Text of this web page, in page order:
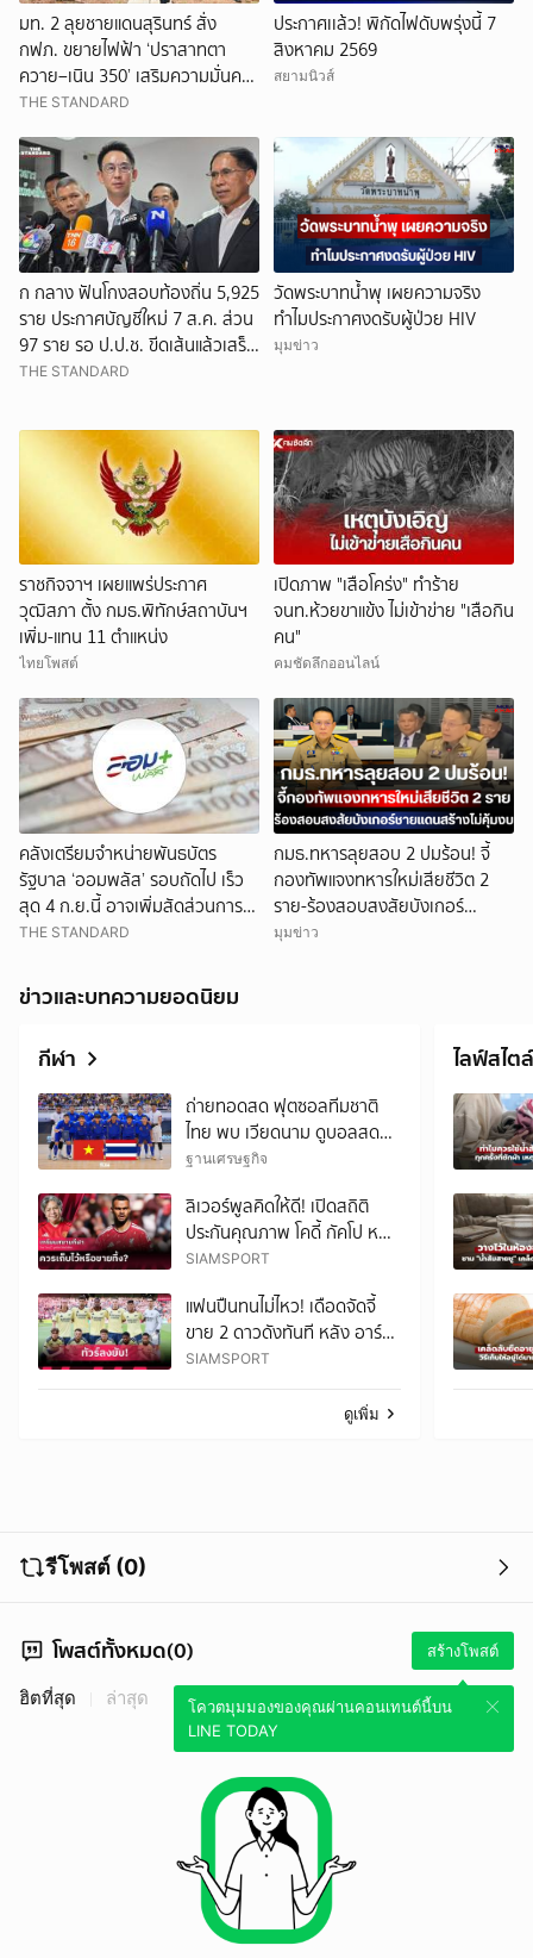
มท. 2 ลุยชายแดนสุรินทร์ สั่ง
กฟภ. ขยายไฟฟ้า ‘ปราสาทตา
ควาย–เนิน 350’ เสริมความมั่นคง
ชายแดน
THE STANDARD
ประกาศเเล้ว! พิกัดไฟดับพรุ่งนี้ 7
สิงหาคม 2569
สยามนิวส์
ก กลาง ฟันโกงสอบท้องถิ่น 5,925
ราย ประกาศบัญชีใหม่ 7 ส.ค. ส่วน
97 ราย รอ ป.ป.ช. ขีดเส้นแล้วเสร็จ
31 ส.ค.
THE STANDARD
วัดพระบาทน้ำพุ เผยความจริง
ทำไมประกาศงดรับผู้ป่วย HIV
มุมข่าว
ราชกิจจาฯ เผยแพร่ประกาศ
วุฒิสภา ตั้ง กมธ.พิทักษ์สถาบันฯ
เพิ่ม-แทน 11 ตำแหน่ง
ไทยโพสต์
เปิดภาพ "เสือโคร่ง" ทำร้าย
จนท.ห้วยขาแข้ง ไม่เข้าข่าย "เสือกิน
คน"
คมชัดลึกออนไลน์
คลังเตรียมจำหน่ายพันธบัตร
รัฐบาล ‘ออมพลัส’ รอบถัดไป เร็ว
สุด 4 ก.ย.นี้ อาจเพิ่มสัดส่วนการ
ขายแบบ Small Lot First มากขึ้น
THE STANDARD
กมธ.ทหารลุยสอบ 2 ปมร้อน! จี้
กองทัพแจงทหารใหม่เสียชีวิต 2
ราย-ร้องสอบสงสัยบังเกอร์
ชายแดนสร้างไม่คุ้มงบ
มุมข่าว
ข่าวและบทความยอดนิยม
กีฬา
ถ่ายทอดสด ฟุตซอลทีมชาติ
ไทย พบ เวียดนาม ดูบอลสด
ช่อง TrueVision เวลา 20.30
ฐานเศรษฐกิจ
ลิเวอร์พูลคิดให้ดี! เปิดสถิติ
ประกันคุณภาพ โคดี้ กัคโป หลัง
สเปอร์สคิดทุ่มซื้อ
SIAMSPORT
แฟนปืนทนไม่ไหว! เดือดจัดจี้
ขาย 2 ดาวดังทันที หลัง อาร์
เซน่อล พลิกล็อกพ่าย เรอัล เบ
SIAMSPORT
ดูเพิ่ม
ไลฟ์สไตล์
รีโพสต์ (0)
โพสต์ทั้งหมด(0) สร้างโพสต์
โควตมุมมองของคุณผ่านคอนเทนต์นี้บน
LINE TODAY
ฮิตที่สุด ล่าสุด